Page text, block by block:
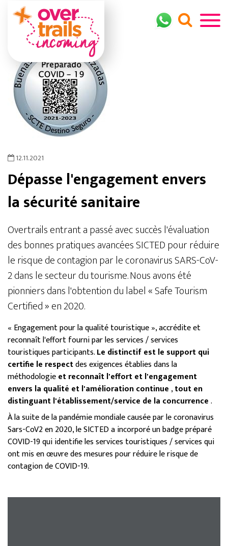
12.11.2021
Dépasse l'engagement envers
la sécurité sanitaire
Overtrails entrant a passé avec succès l'évaluation
des bonnes pratiques avancées SICTED pour réduire
le risque de contagion par le coronavirus SARS-CoV-
2 dans le secteur du tourisme. Nous avons été
pionniers dans l'obtention du label « Safe Tourism
Certified » en 2020.
« Engagement pour la qualité touristique », accrédite et
reconnaît l'effort fourni par les services / services
touristiques participants.Le distinctif est le support qui
certifie le respectdes exigences établies dans la
méthodologieet reconnaît l'effort et l'engagement
envers la qualité et l'amélioration continue ,tout en
distinguant l'établissement/service de la concurrence.
À la suite de la pandémie mondiale causée par le coronavirus
Sars-CoV2 en 2020, le SICTED a incorporé un badge préparé
COVID-19 qui identifie les services touristiques / services qui
ont mis en œuvre des mesures pour réduire le risque de
contagion de COVID-19.